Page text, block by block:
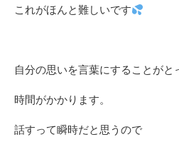
これがほんと難しいです
自分の思いを言葉にすることがと
時間がかかります。
話すって瞬時だと思うので